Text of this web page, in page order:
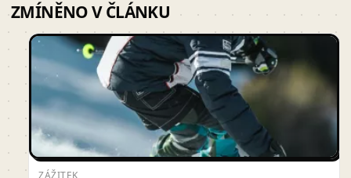
ZMÍNĚNO V ČLÁNKU